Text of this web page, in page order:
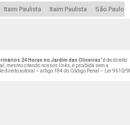
Itaim Paulista Itaim Paulista São Paulo
24 Horas no Jardim das Oliveiras" é de direito
mesmo citando nossos links, é proibida sem a
direito autoral – artigo 184 do Código Penal –
Lei 9610/